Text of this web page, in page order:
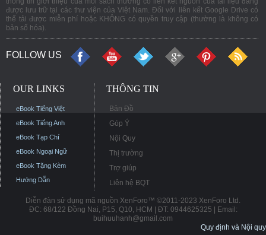
được lưu trữ tại các thư viện của Việt Nam. Đối với liên kết Google Drive có
thể tải được miễn phí hoặc KHÔNG có quyền truy cập (thường là không có
bản số hóa).
FOLLOW US
OUR LINKS
eBook Tiếng Việt
eBook Tiếng Anh
eBook Tạp Chí
eBook Ngoại Ngữ
eBook Tặng Kèm
Hướng Dẫn
THÔNG TIN
Bản Đồ
Góp Ý
Nội Quy
Thị trường
Trợ giúp
Liên hệ BQT
Diễn đàn sử dụng mã nguồn XenForo™ ©2011-2023 XenForo Ltd.
ĐC: 68/122 Đồng Nai, P15, Q10, HCM | ĐT: 0944625325 | Email:
buihuuhanh@gmail.com
Quy định và Nội quy